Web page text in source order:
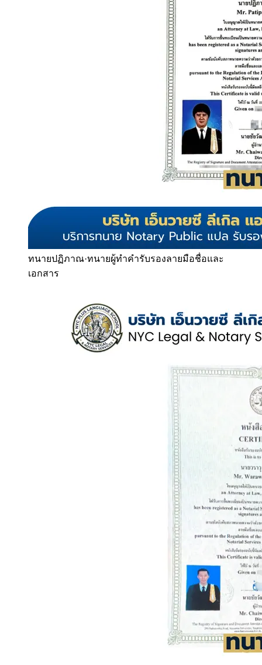
ทนายปฏิภาณ·ทนายผู้ทำคำรับรองลายมือชื่อและ
เอกสาร